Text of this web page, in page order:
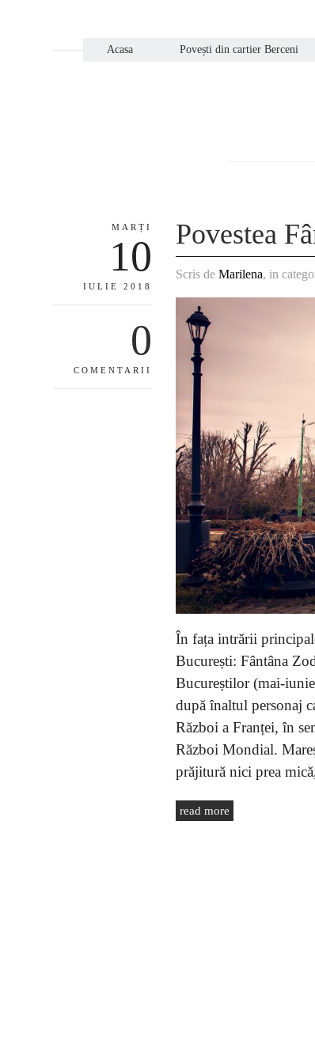
Acasa Povești din cartier Berceni
MARȚI
10
IULIE 2018
0
COMENTARII
Povestea
Scris deMarilena, in
În fața intrării
București: Fântâna
Bucureștilor (mai-
după înaltul personaj
Război a Franței, în
Război Mondial.
prăjitură nici prea
read more